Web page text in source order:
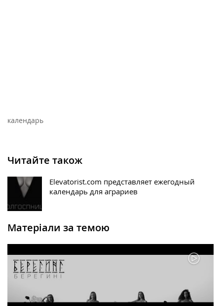
календарь
Читайте також
Elevatorist.com представляет ежегодный
календарь для аграриев
Матеріали за темою